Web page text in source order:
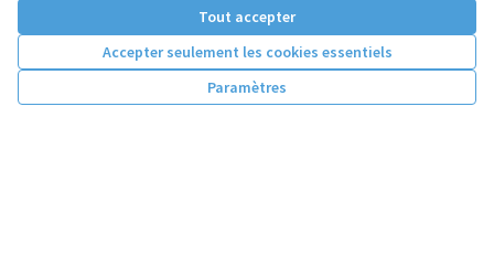
Tout accepter
Accepter seulement les cookies essentiels
Paramètres